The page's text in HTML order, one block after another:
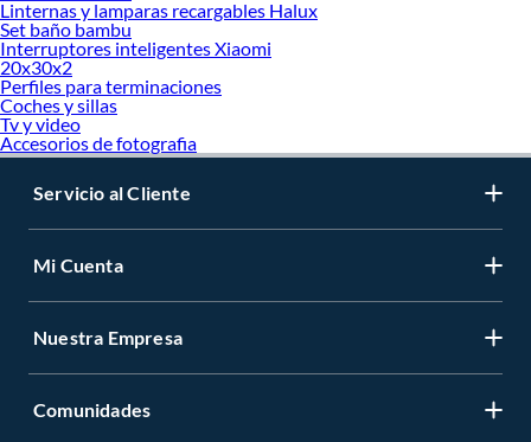
Linternas y lamparas recargables Halux
Set baño bambu
Interruptores inteligentes Xiaomi
20x30x2
Perfiles para terminaciones
Coches y sillas
Tv y video
Accesorios de fotografia
Servicio al Cliente
Mi Cuenta
Nuestra Empresa
Comunidades